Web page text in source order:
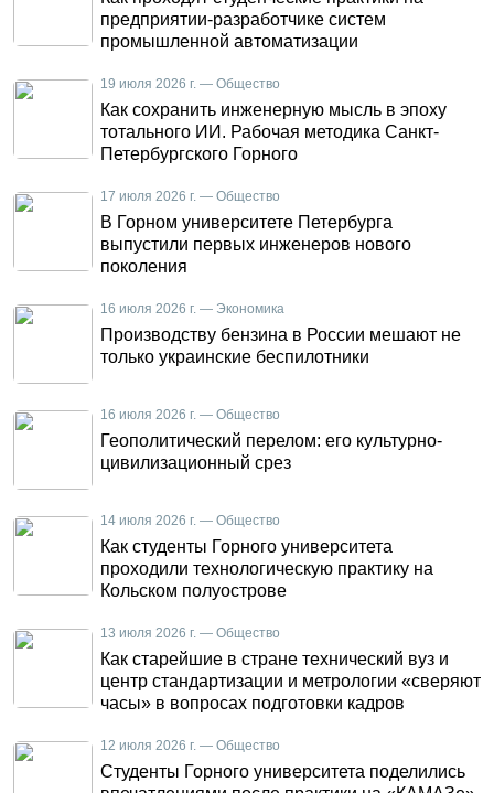
предприятии-разработчике систем
промышленной автоматизации
19 июля 2026 г. — Общество
Как сохранить инженерную мысль в эпоху
тотального ИИ. Рабочая методика Санкт-
Петербургского Горного
17 июля 2026 г. — Общество
В Горном университете Петербурга
выпустили первых инженеров нового
поколения
16 июля 2026 г. — Экономика
Производству бензина в России мешают не
только украинские беспилотники
16 июля 2026 г. — Общество
Геополитический перелом: его культурно-
цивилизационный срез
14 июля 2026 г. — Общество
Как студенты Горного университета
проходили технологическую практику на
Кольском полуострове
13 июля 2026 г. — Общество
Как старейшие в стране технический вуз и
центр стандартизации и метрологии «сверяют
часы» в вопросах подготовки кадров
12 июля 2026 г. — Общество
Студенты Горного университета поделились